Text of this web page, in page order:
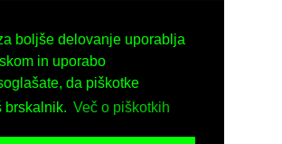
boljše delovanje uporablja
in uporabo
da piškotke
brskalnik. Več o piškotkih